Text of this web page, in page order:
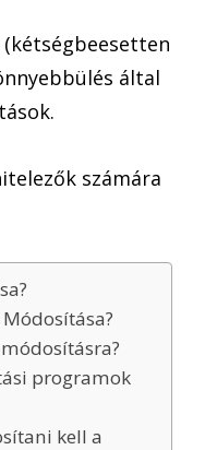
által
számára
programok
kell a